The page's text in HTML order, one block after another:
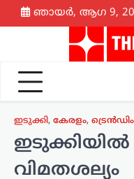
Skip
to
ഞായർ, ആഗ 9,
ഇടുക്കി, കേരളം,
വിമതശല്യം